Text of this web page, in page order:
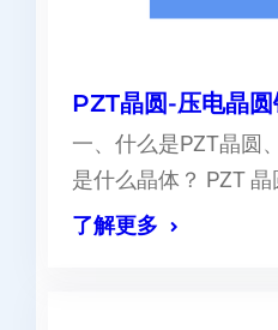
PZT晶圆-压电晶圆
一、什么是PZT晶圆
是什么晶体？ PZT
了解更多